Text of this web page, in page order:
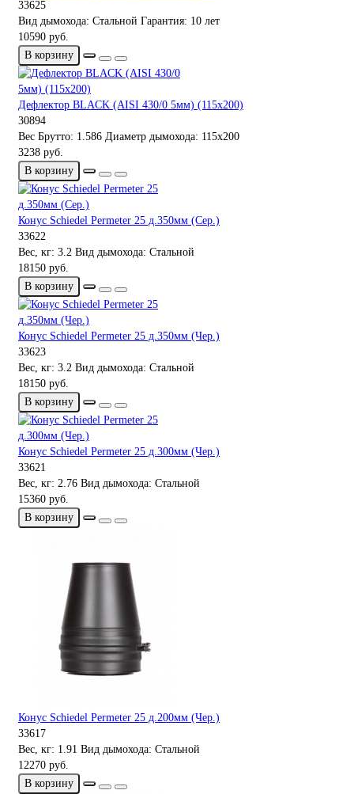
33625
Вид дымохода: Стальной Гарантия: 10 лет
10590 руб.
В корзину
Дефлектор BLACK (AISI 430/0 5мм) (115х200)
30894
Вес Брутто: 1.586 Диаметр дымохода: 115х200
3238 руб.
В корзину
Конус Schiedel Permeter 25 д.350мм (Сер.)
33622
Вес, кг: 3.2 Вид дымохода: Стальной
18150 руб.
В корзину
Конус Schiedel Permeter 25 д.350мм (Чер.)
33623
Вес, кг: 3.2 Вид дымохода: Стальной
18150 руб.
В корзину
Конус Schiedel Permeter 25 д.300мм (Чер.)
33621
Вес, кг: 2.76 Вид дымохода: Стальной
15360 руб.
В корзину
Конус Schiedel Permeter 25 д.200мм (Чер.)
33617
Вес, кг: 1.91 Вид дымохода: Стальной
12270 руб.
В корзину